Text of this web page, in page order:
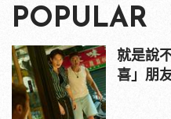
POPULAR
就是說
喜」朋